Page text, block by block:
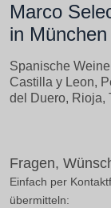
Marco
in München
Spanische
Castilla y Leon,
del Duero, Rioja,
Fragen,
Einfach per
übermitteln: